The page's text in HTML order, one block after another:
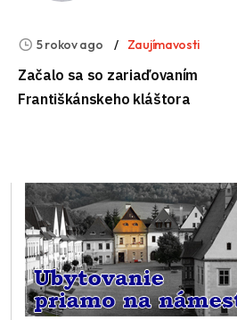
5 rokov ago Zaujímavosti
Začalo sa so zariaďovaním
Františkánskeho kláštora